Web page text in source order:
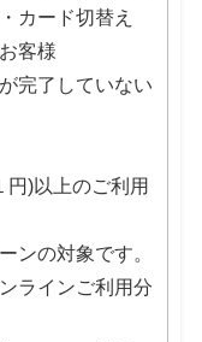
カード切替え
客様
完了していない
)以上のご利用
ンの対象です。
ラインご利用分